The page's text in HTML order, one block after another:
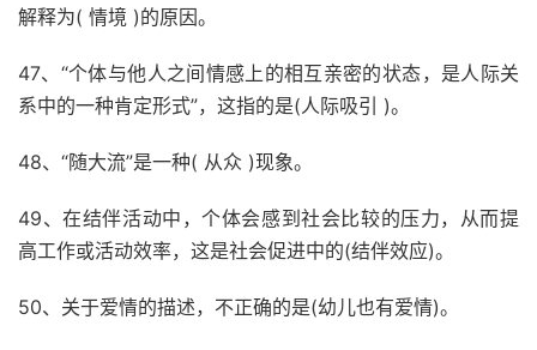
解释为( 情境 )的原因。
47、“个体与他人之间情感上的相互亲密的状态，是人际关
系中的一种肯定形式”，这指的是(人际吸引 )。
48、“随大流”是一种( 从众 )现象。
49、在结伴活动中，个体会感到社会比较的压力，从而提
高工作或活动效率，这是社会促进中的(结伴效应)。
50、关于爱情的描述，不正确的是(幼儿也有爱情)。